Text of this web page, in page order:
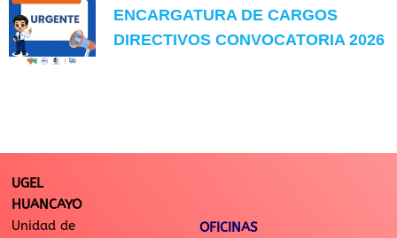
ENCARGATURA DE CARGOS
DIRECTIVOS CONVOCATORIA 2026
UGEL
HUANCAYO
Unidad de
OFICINAS